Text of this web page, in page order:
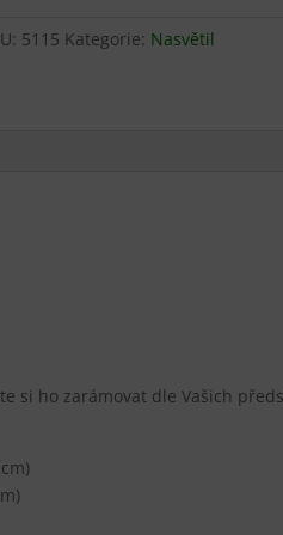
5115 Kategorie: Nasvětil
si ho zarámovat dle Vašich